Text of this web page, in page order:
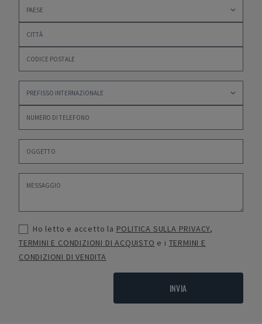
Ho letto e accetto la POLITICA SULLA PRIVACY,
TERMINI E CONDIZIONI DI ACQUISTO e i TERMINI E
CONDIZIONI DI VENDITA
INVIA